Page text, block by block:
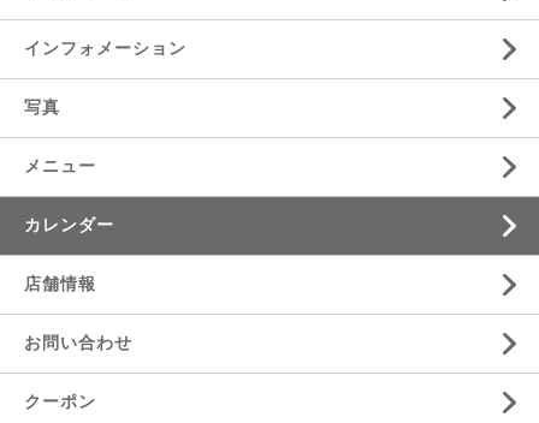
インフォメーション
写真
メニュー
カレンダー
店舗情報
お問い合わせ
クーポン